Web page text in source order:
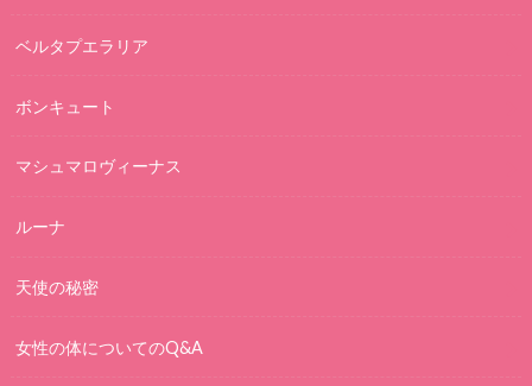
ベルタプエラリア
ボンキュート
マシュマロヴィーナス
ルーナ
天使の秘密
女性の体についてのQ&A